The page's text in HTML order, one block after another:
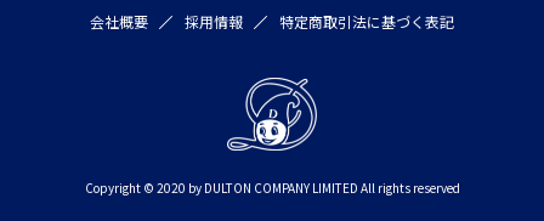
会社概要
採用情報 特定商取引法に基づく表記
Copyright © 2020 by DULTON COMPANY LIMITED All rights reserved